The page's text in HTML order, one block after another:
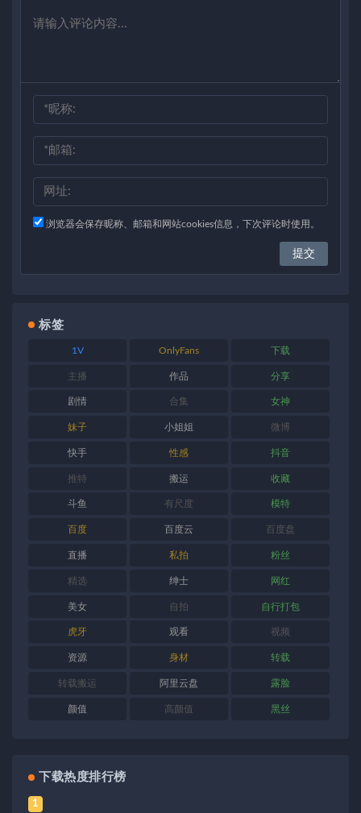
浏览器会保存昵称、邮箱和网站cookies信息，下次评论时使用。
标签
1V OnlyFans 下载
主播 作品 分享
剧情 合集 女神
妹子 小姐姐 微博
快手 性感 抖音
推特 搬运 收藏
斗鱼 有尺度 模特
百度 百度云 百度盘
直播 私拍 粉丝
精选 绅士 网红
美女 自拍 自行打包
虎牙 观看 视频
资源 身材 转载
转载搬运 阿里云盘 露脸
颜值 高颜值 黑丝
下载热度排行榜
1